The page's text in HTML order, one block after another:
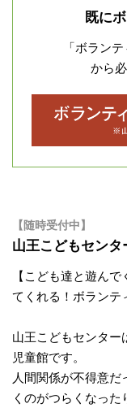
既に
「ボラン
から
【随時受付中】
山王こどもセン
【こども達と遊ん
てくれる！ボランテ
山王こどもセンター
児童館です。
人間関係が不得意
くのがつらくなっ